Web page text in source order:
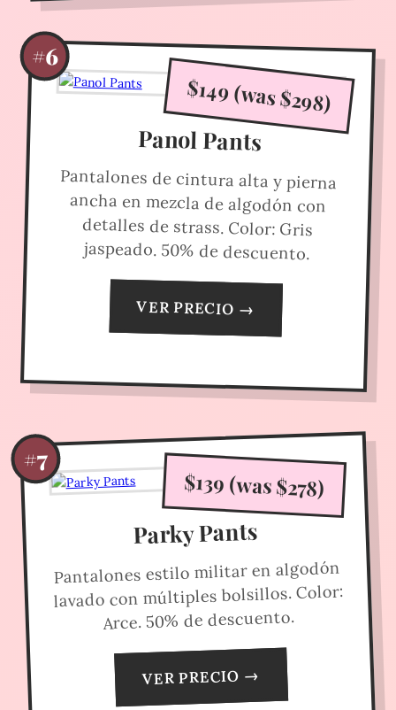
#6
$149 (was $298)
Panol Pants
Pantalones de cintura alta y pierna
ancha en mezcla de algodón con
detalles de strass. Color: Gris
jaspeado. 50% de descuento.
VER PRECIO →
#7
$139 (was $278)
Parky Pants
Pantalones estilo militar en algodón
lavado con múltiples bolsillos. Color:
Arce. 50% de descuento.
VER PRECIO →